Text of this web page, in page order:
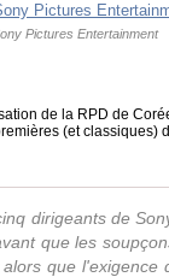
Pictures Entertainment
de la RPD de
(et classiques)
dirigeants de
que les
que l'exigence